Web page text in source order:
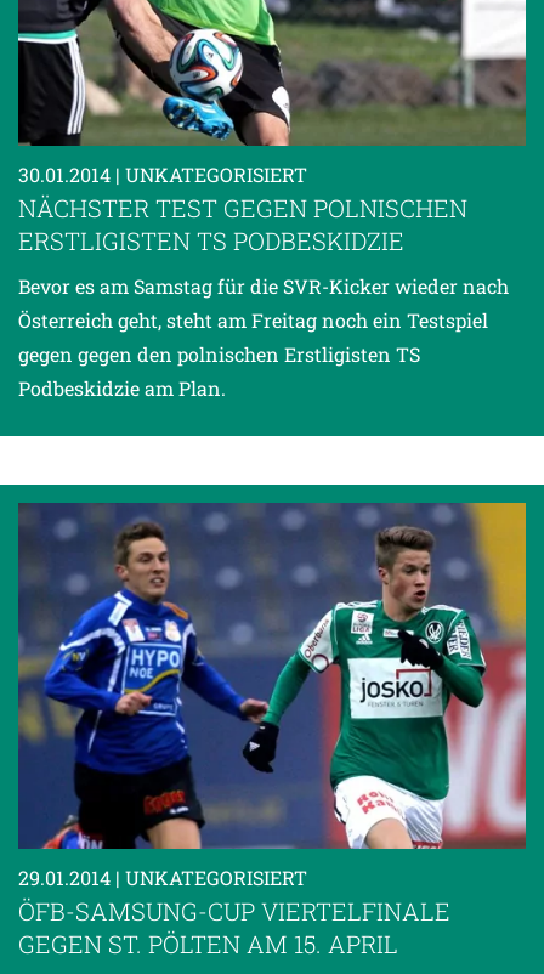
30.01.2014 | UNKATEGORISIERT
NÄCHSTER TEST GEGEN POLNISCHEN
ERSTLIGISTEN TS PODBESKIDZIE
Bevor es am Samstag für die SVR-Kicker wieder nach
Österreich geht, steht am Freitag noch ein Testspiel
gegen gegen den polnischen Erstligisten TS
Podbeskidzie am Plan.
29.01.2014 | UNKATEGORISIERT
ÖFB-SAMSUNG-CUP VIERTELFINALE
GEGEN ST. PÖLTEN AM 15. APRIL